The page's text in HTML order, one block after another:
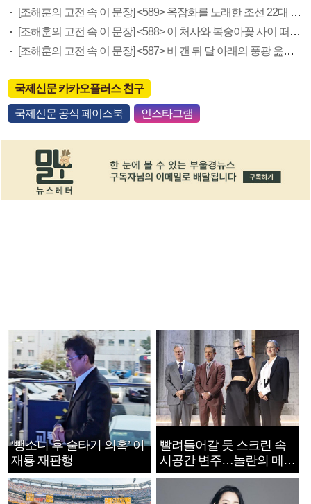
[조해훈의 고전 속 이 문장] <589> 옥잠화를 노래한 조선 22대 왕 정조의 시
[조해훈의 고전 속 이 문장] <588> 이 처사와 복숭아꽃 사이 떠다닌 일 읊은 최광유의 시
[조해훈의 고전 속 이 문장] <587> 비 갠 뒤 달 아래의 풍광 읊은 면우 곽종석의 시
국제신문 카카오플러스 친구
국제신문 공식 페이스북 인스타그램
‘뺑소니 후 술타기 의혹’ 이
재룡 재판행
빨려들어갈 듯 스크린 속
시공간 변주…놀란의 메시
지는 ‘전쟁 속죄’